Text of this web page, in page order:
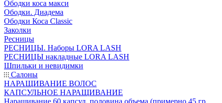
Ободки коса макси
Ободки. Диадема
Ободки Коса Classic
Заколки
Ресницы
РЕСНИЦЫ. Наборы LORA LASH
РЕСНИЦЫ накладные LORA LASH
Шпильки и невидимки
Салоны
НАРАЩИВАНИЕ ВОЛОС
КАПСУЛЬНОЕ НАРАЩИВАНИЕ
Наращивание 60 капсул, половина объема (примерно 45 гр